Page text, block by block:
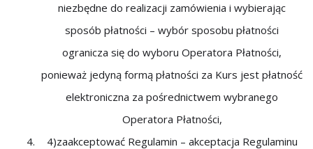
niezbędne do realizacji zamówienia i wybierając
sposób płatności – wybór sposobu płatności
ogranicza się do wyboru Operatora Płatności,
ponieważ jedyną formą płatności za Kurs jest płatność
elektroniczna za pośrednictwem wybranego
Operatora Płatności,
4)zaakceptować Regulamin – akceptacja Regulaminu